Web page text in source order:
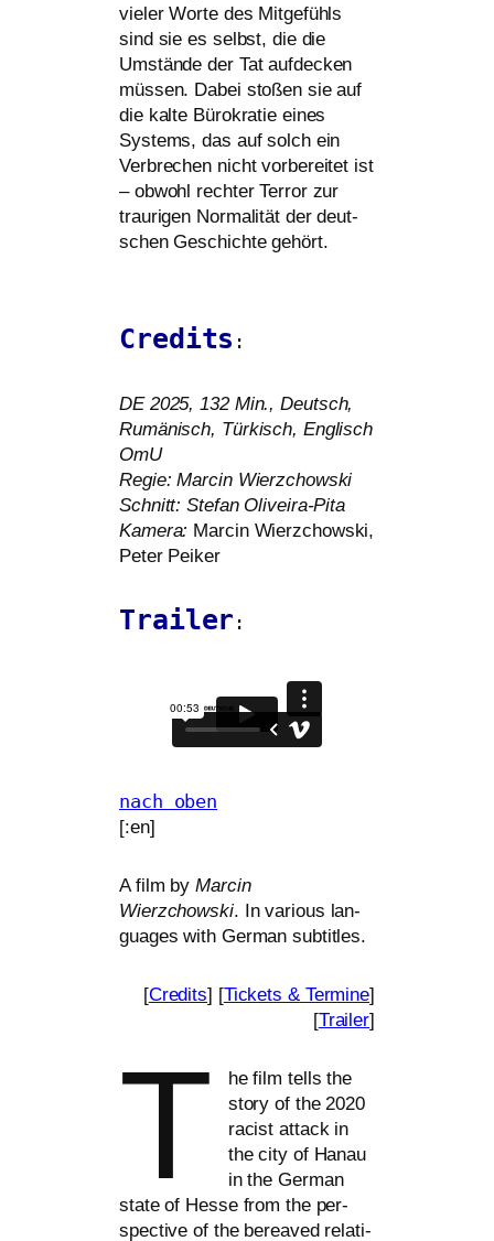
vie­ler Worte des Mitgefühls
sind sie es selbst, die die
Umstände der Tat auf­de­cken
müs­sen. Dabei sto­ßen sie auf
die kal­te Bürokratie eines
Systems, das auf solch ein
Verbrechen nicht vor­be­rei­tet ist
– obwohl rech­ter Terror zur
trau­ri­gen Normalität der deut­
schen Geschichte gehört.
Credits :
DE2025, 132 Min., Deutsch,
Rumänisch, Türkisch, Englisch
OmU
Regie: Marcin Wierzchowski
Schnitt: Stefan Oliveira-Pita
Kamera: Marcin Wierzchowski,
Peter Peiker
Trailer :
nach oben
[:en]
A film by Marcin
Wierzchowski. In various lan­
guages with German subtitles.
[Credits] [Tickets &Termine]
[Trailer]
T
he film tells the
sto­ry of the 2020
racist attack in
the city of Hanau
in the German
sta­te of Hesse from the per­
spec­ti­ve of the bere­a­ved rela­ti­